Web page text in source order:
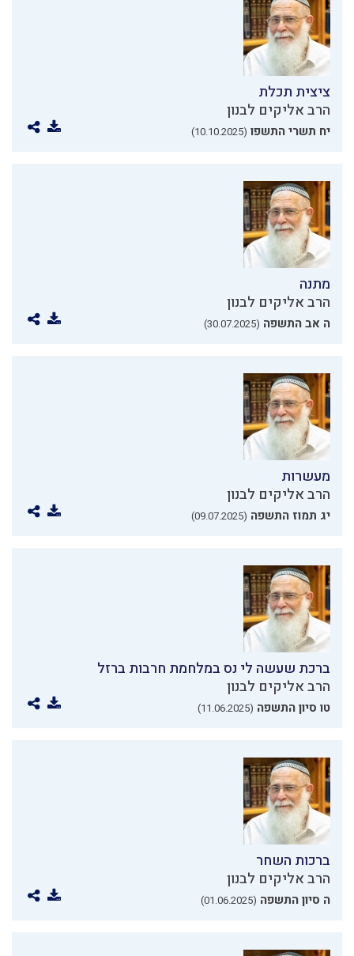
ציצית תכלת
הרב אליקים לבנון
יח תשרי התשפו (10.10.2025)
מתנה
הרב אליקים לבנון
ה אב התשפה (30.07.2025)
מעשרות
הרב אליקים לבנון
יג תמוז התשפה (09.07.2025)
ברכת שעשה לי נס במלחמת חרבות ברזל
הרב אליקים לבנון
טו סיון התשפה (11.06.2025)
ברכות השחר
הרב אליקים לבנון
ה סיון התשפה (01.06.2025)